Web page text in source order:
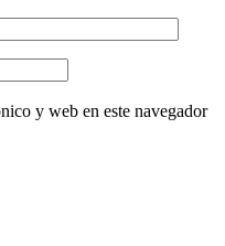
y web en este navegador